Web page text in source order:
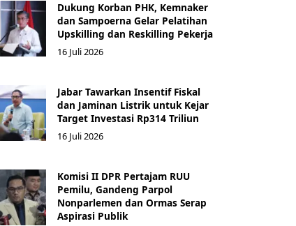
Dukung Korban PHK, Kemnaker
dan Sampoerna Gelar Pelatihan
Upskilling dan Reskilling Pekerja
16 Juli 2026
Jabar Tawarkan Insentif Fiskal
dan Jaminan Listrik untuk Kejar
Target Investasi Rp314 Triliun
16 Juli 2026
Komisi II DPR Pertajam RUU
Pemilu, Gandeng Parpol
Nonparlemen dan Ormas Serap
Aspirasi Publik